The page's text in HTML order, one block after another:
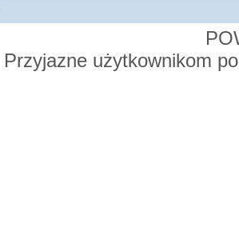
Przyjazne użytkownikom